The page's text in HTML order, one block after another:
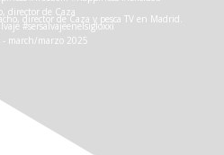
director de Caza
march/marzo 2025